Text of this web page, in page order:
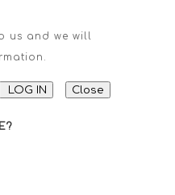
us and we will
LOG IN Close